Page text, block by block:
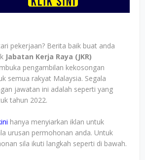
pekerjaan? Berita baik buat anda
Jabatan Kerja Raya (JKR)
pengambilan kekosongan
semua rakyat Malaysia. Segala
jawatan ini adalah seperti yang
tahun 2022.
hanya menyiarkan iklan untuk
urusan permohonan anda. Untuk
sila ikuti langkah seperti di bawah.